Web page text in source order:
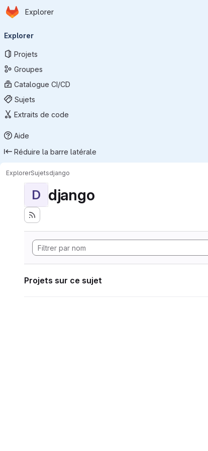
Passer au contenu principal
Page d'accueil
Explorer
principale
Explorer
Projets
Groupes
Catalogue CI/CD
Sujets
Extraits de code
Aide
Réduire la barre latérale
ExplorerSujetsdjango
D django
Projets sur ce sujet